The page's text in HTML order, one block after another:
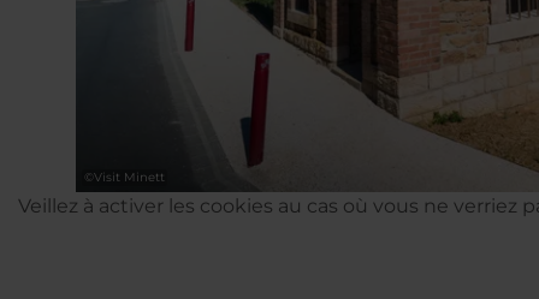
©Visit Minett
Veillez à activer les cookies au cas où vous ne verriez